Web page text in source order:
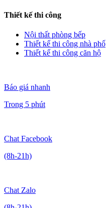
Thiết kế thi công
Nội thất phòng bếp
Thiết kế thi công nhà phố
Thiết kế thi công căn hộ
Báo giá nhanh
Trong 5 phút
Chat Facebook
(8h-21h)
Chat Zalo